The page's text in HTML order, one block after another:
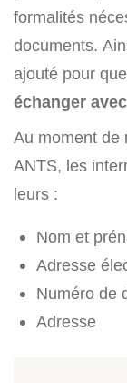
formalités
documents.
ajouté pour
échanger
Au moment de
ANTS, les
leurs :
Nom et
Adresse
Numéro de
Adresse